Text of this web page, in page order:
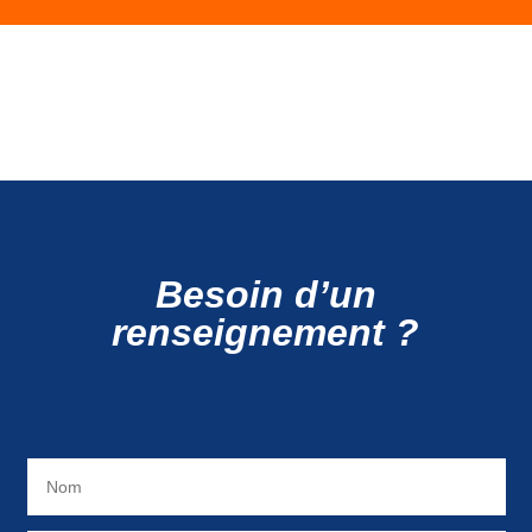
Besoin d’un
renseignement ?